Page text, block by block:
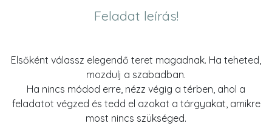
Feladat leírás!
Elsőként válassz elegendő teret magadnak. Ha teheted,
mozdulj a szabadban.
Ha nincs módod erre, nézz végig a térben, ahol a
feladatot végzed és tedd el azokat a tárgyakat, amikre
most nincs szükséged.